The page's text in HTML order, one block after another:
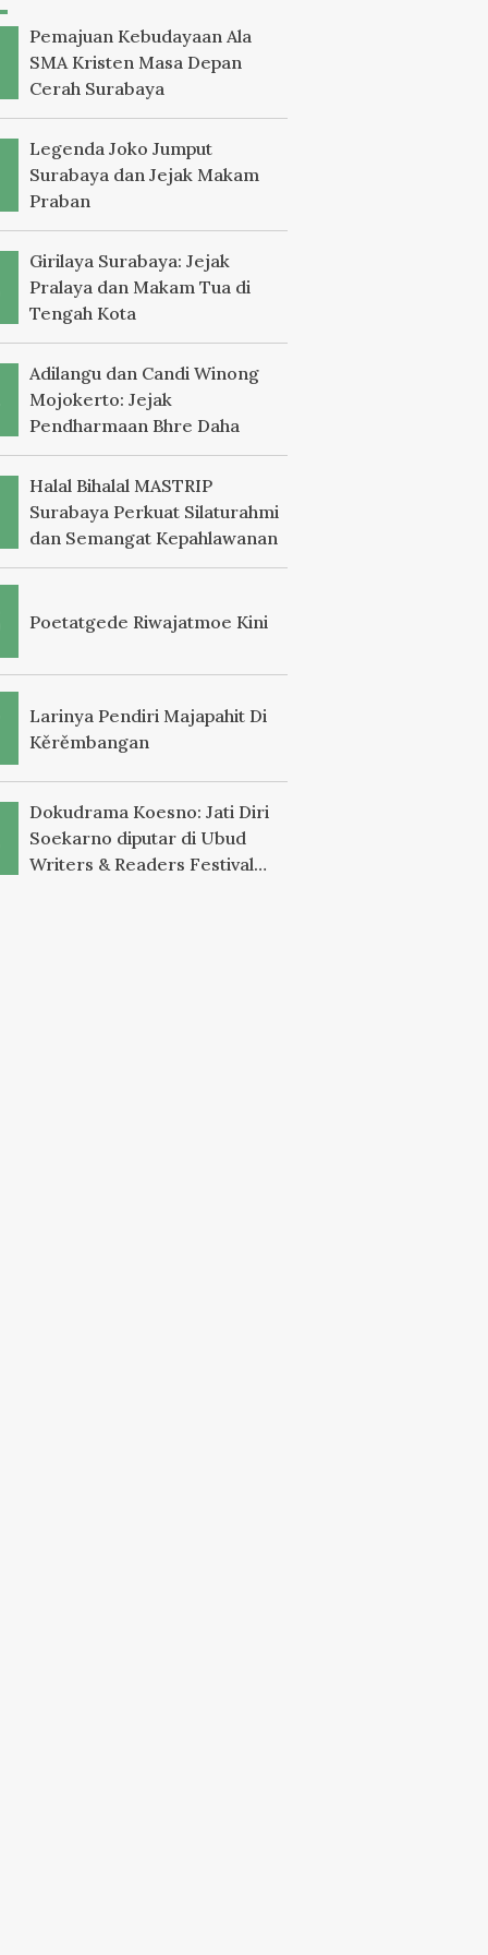
Pemajuan Kebudayaan Ala
SMA Kristen Masa Depan
Cerah Surabaya
Legenda Joko Jumput
Surabaya dan Jejak Makam
Praban
Girilaya Surabaya: Jejak
Pralaya dan Makam Tua di
Tengah Kota
Adilangu dan Candi Winong
Mojokerto: Jejak
Pendharmaan Bhre Daha
Halal Bihalal MASTRIP
Surabaya Perkuat Silaturahmi
dan Semangat Kepahlawanan
Poetatgede Riwajatmoe Kini
Larinya Pendiri Majapahit Di
Kěrěmbangan
Dokudrama Koesno: Jati Diri
Soekarno diputar di Ubud
Writers & Readers Festival